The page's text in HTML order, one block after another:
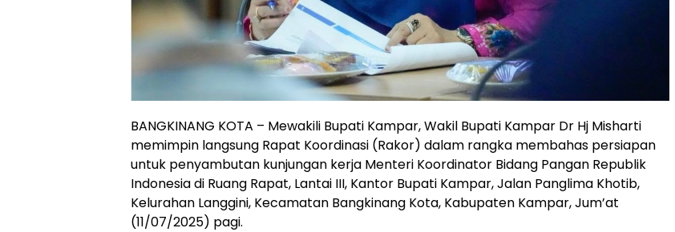
BANGKINANG KOTA – Mewakili Bupati Kampar, Wakil Bupati Kampar Dr Hj Misharti
memimpin langsung Rapat Koordinasi (Rakor) dalam rangka membahas persiapan
untuk penyambutan kunjungan kerja Menteri Koordinator Bidang Pangan Republik
Indonesia di Ruang Rapat, Lantai III, Kantor Bupati Kampar, Jalan Panglima Khotib,
Kelurahan Langgini, Kecamatan Bangkinang Kota, Kabupaten Kampar, Jum’at
(11/07/2025) pagi.